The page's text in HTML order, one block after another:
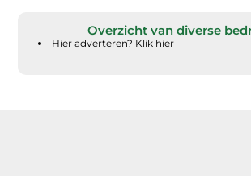
Overzicht van diverse
Hier adverteren? Klik hier